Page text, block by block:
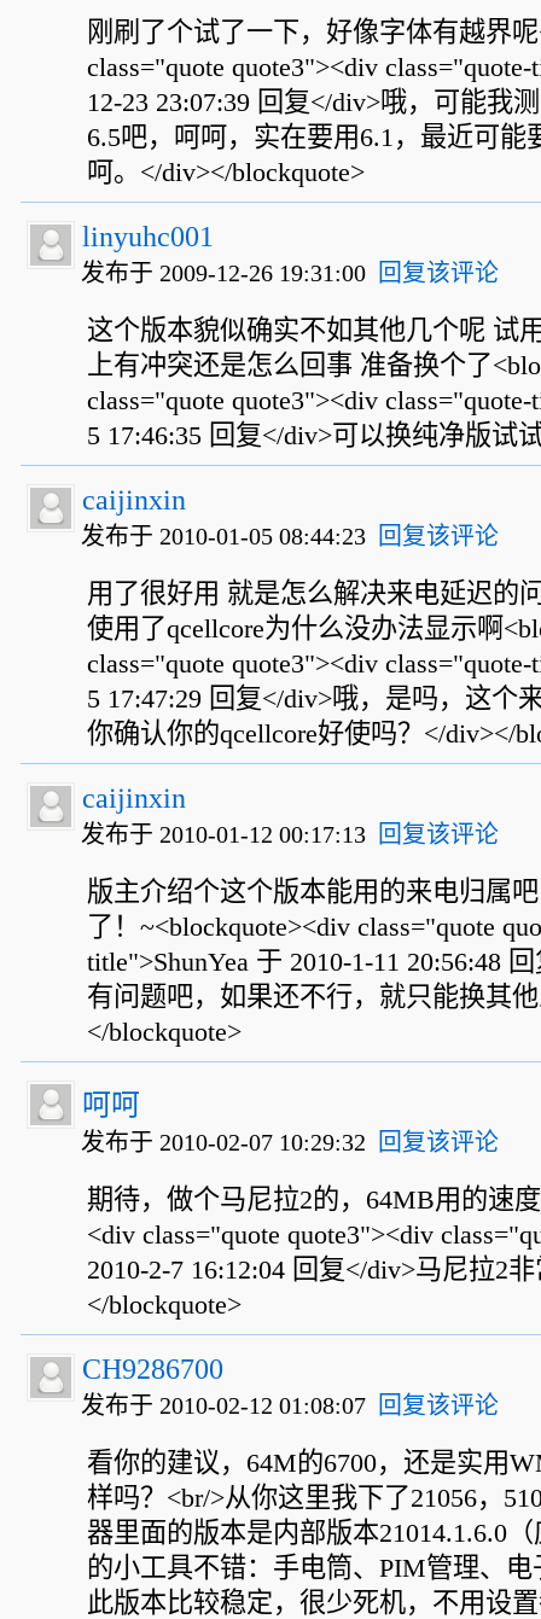
刚刷了个试了一下，好像字体有越界呢
class="quote quote3"><div
12-23 23:07:39 回复</div>哦，可能我
6.5吧，呵呵，实在要用6.1，最近可
呵。</div></blockquote>
linyuhc001
发布于 2009-12-26 19:31:00 回复该评论
这个版本貌似确实不如其他几个呢 试
上有冲突还是怎么回事 准备换个了
class="quote quote3"><div
5 17:46:35 回复</div>可以换纯净版试
caijinxin
发布于 2010-01-05 08:44:23 回复该评论
用了很好用 就是怎么解决来电延迟的
使用了qcellcore为什么没办法显示啊
class="quote quote3"><div
5 17:47:29 回复</div>哦，是吗，这个
你确认你的qcellcore好使吗？</div></
caijinxin
发布于 2010-01-12 00:17:13 回复该评论
版主介绍个这个版本能用的来电归属
了！~<blockquote><div class="quote
title">ShunYea 于 2010-1-11 20:56:48
有问题吧，如果还不行，就只能换其
</blockquote>
呵呵
发布于 2010-02-07 10:29:32 回复该评论
期待，做个马尼拉2的，64MB用的速
<div class="quote quote3"><div
2010-2-7 16:12:04 回复</div>马尼拉2
</blockquote>
CH9286700
发布于 2010-02-12 01:08:07 回复该评论
看你的建议，64M的6700，还是实用
样吗？<br/>从你这里我下了21056，
器里面的版本是内部版本21014.1.6.0
的小工具不错：手电筒、PIM管理、
此版本比较稳定，很少死机，不用设